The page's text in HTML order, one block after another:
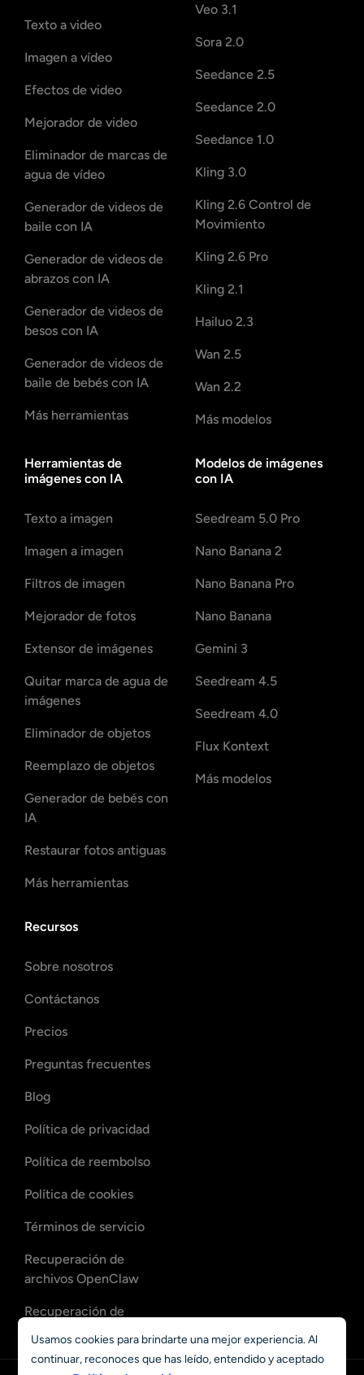
Texto a video
Imagen a vídeo
Efectos de video
Mejorador de video
Eliminador de marcas de
agua de vídeo
Generador de videos de
baile con IA
Generador de videos de
abrazos con IA
Generador de videos de
besos con IA
Generador de videos de
baile de bebés con IA
Más herramientas
Veo 3.1
Sora 2.0
Seedance 2.5
Seedance 2.0
Seedance 1.0
Kling 3.0
Kling 2.6 Control de
Movimiento
Kling 2.6 Pro
Kling 2.1
Hailuo 2.3
Wan 2.5
Wan 2.2
Más modelos
Herramientas de
imágenes con IA
Texto a imagen
Imagen a imagen
Filtros de imagen
Mejorador de fotos
Extensor de imágenes
Quitar marca de agua de
imágenes
Eliminador de objetos
Reemplazo de objetos
Generador de bebés con
IA
Restaurar fotos antiguas
Más herramientas
Modelos de imágenes
con IA
Seedream 5.0 Pro
Nano Banana 2
Nano Banana Pro
Nano Banana
Gemini 3
Seedream 4.5
Seedream 4.0
Flux Kontext
Más modelos
Recursos
Sobre nosotros
Contáctanos
Precios
Preguntas frecuentes
Blog
Política de privacidad
Política de reembolso
Política de cookies
Términos de servicio
Recuperación de
archivos OpenClaw
Recuperación de
Usamos cookies para brindarte una mejor experiencia. Al
continuar, reconoces que has leído, entendido y aceptado